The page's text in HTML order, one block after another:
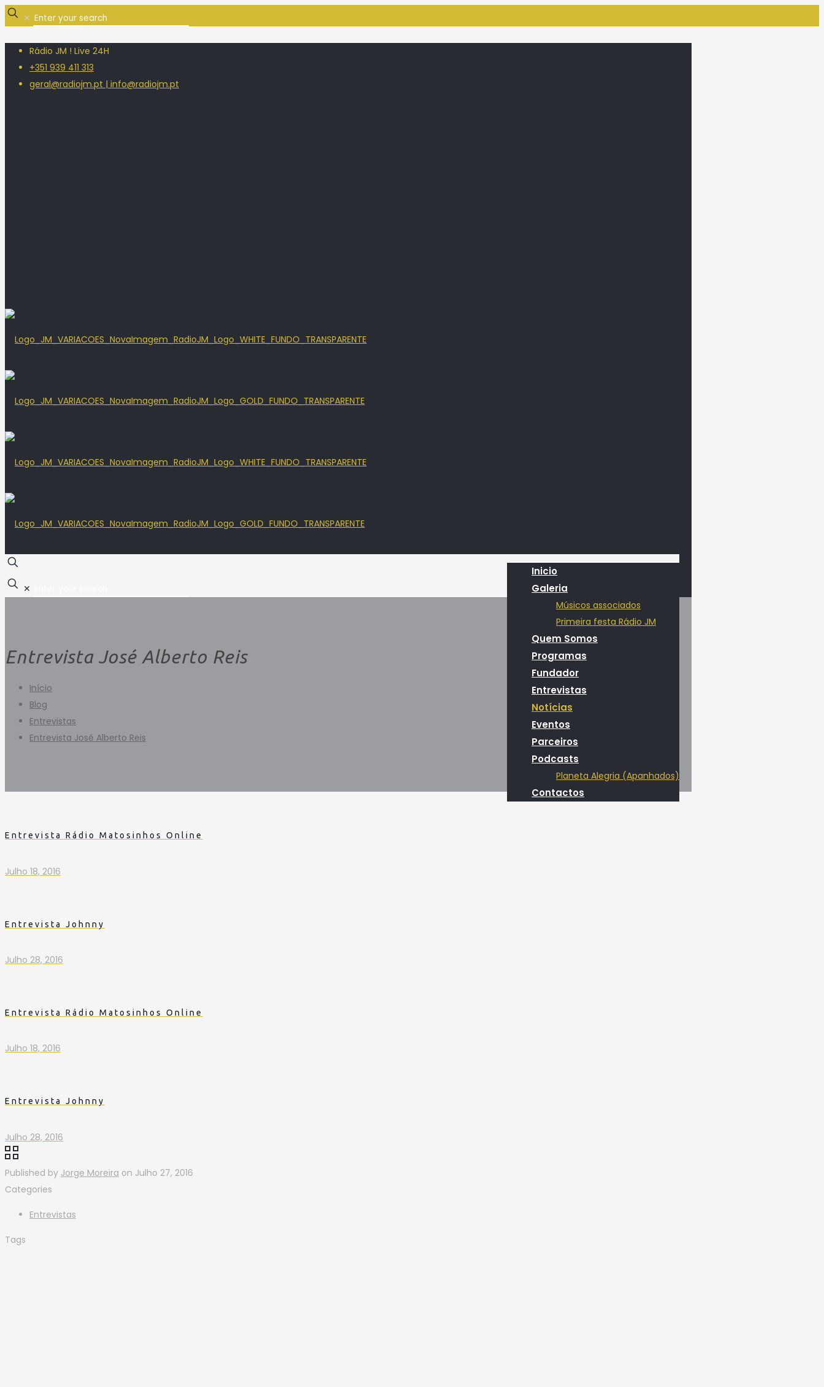
✕
Rádio JM ! Live 24H
+351 939 411 313
geral@radiojm.pt | info@radiojm.pt
Inicio
Galeria
Músicos associados
Primeira festa Rádio JM
Quem Somos
Programas
Fundador
Entrevistas
Notícias
Eventos
Parceiros
Podcasts
Planeta Alegria (Apanhados)
Contactos
✕
Entrevista José Alberto Reis
Início
Blog
Entrevistas
Entrevista José Alberto Reis
Entrevista Rádio Matosinhos Online
Julho 18, 2016
Entrevista Johnny
Julho 28, 2016
Entrevista Rádio Matosinhos Online
Julho 18, 2016
Entrevista Johnny
Julho 28, 2016
Published by Jorge Moreira on Julho 27, 2016
Categories
Entrevistas
Tags